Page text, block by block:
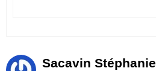
Sacavin Stéphanie